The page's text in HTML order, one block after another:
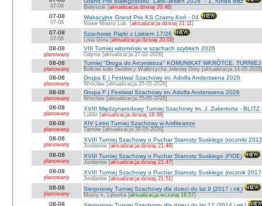
07-08 Białystok [aktualizacja:dzisiaj 20:46]
07-08
07-08
Wakacyjne Grand Prix KS Czarny Koń - 04
Nowe Miasto Lub. [aktualizacja:dzisiaj 21:11]
07-08
07-08
Szachowe Piątki z Liskiem 17/26
Lisia Góra [aktualizacja:dzisiaj 20:09]
08-08
planowany
VIII Turniej witomiński w szachach szybkich 2026
Gdynia [aktualizacja:27-02-2026]
08-08
planowany
Turniej "Droga do Arcymistrza" KOMUNIKAT WKRÓTCE.
Bolków koło Świdnicy Wałbrzycha Jeleniej Góry [aktualizacja:14-05-2026]
08-08
planowany
Grupa E | Festiwal Szachowy im. Adolfa Anderssena 2026
Wrocław [aktualizacja:25-05-2026]
08-08
planowany
Grupa F | Festiwal Szachowy im. Adolfa Anderssena 2026
Wrocław [aktualizacja:25-05-2026]
08-08
planowany
XVIII Międzynarodowy Turniej Szachowy im. J. Zukertorta -
Lublin [aktualizacja:dzisiaj 18:38]
08-08
planowany
XIV Letni Turniej Szachowy w Amfiteatrze
Tarnów [aktualizacja:30-05-2026]
08-08
planowany
XVIII Turniej Szachowy o Puchar Starosty Suskiego (roczniki
Jordanów [aktualizacja:dzisiaj 21:49]
08-08
planowany
XVIII Turniej Szachowy o Puchar Starosty Suskiego (FIDE)
Jordanów [aktualizacja:dzisiaj 21:47]
08-08
planowany
XVIII Turniej Szachowy o Puchar Starosty Suskiego (rocznik 2017
Jordanów [aktualizacja:dzisiaj 21:51]
08-08
planowany
Sierpniowy Turniej Szachowy dla dzieci do lat 9 (2017 i mł.)
Mosty k. Lęborka [aktualizacja:wczoraj 16:57]
08-08